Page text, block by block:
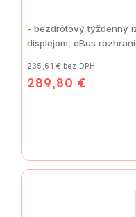
235,61 € bez DPH
289,80 €
- bezdrôtový týždenný
displejom, eBus